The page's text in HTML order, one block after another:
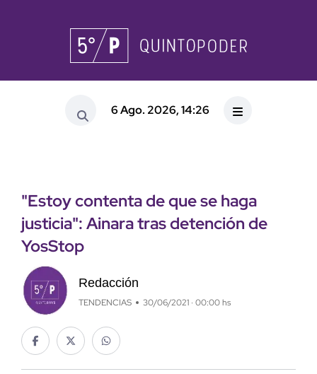
6 Ago. 2026, 14:26
"Estoy contenta de que se haga
justicia": Ainara tras detención de
YosStop
Redacción
TENDENCIAS 30/06/2021 · 00:00 hs